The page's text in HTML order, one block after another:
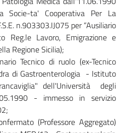
Socie-ta' Cooperativa Per La
n.903303.IJ075 per “Ausiliario
Reg.le Lavoro, Emigrazione e
Regione Sicilia);
Tecnico di ruolo (ex-Tecnico
di Gastroenterologia - Istituto
dell'Università degli
- immesso in servizio
(Professore Aggregato)